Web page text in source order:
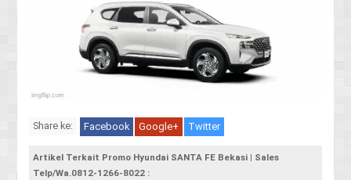
Share ke: Facebook Google+ Twitter
Artikel Terkait Promo Hyundai SANTA FE Bekasi | Sales
Telp/Wa.0812-1266-8022 :